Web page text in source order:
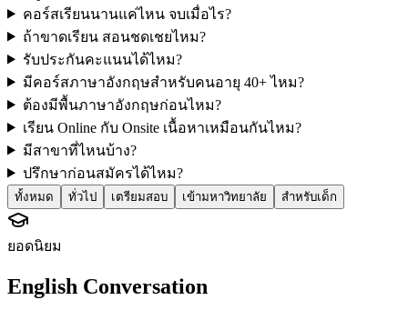
คอร์สเรียนนานแค่ไหน จบเมื่อไร?
ถ้าขาดเรียน สอนชดเชยไหม?
รับประกันคะแนนได้ไหม?
มีคอร์สภาษาอังกฤษสำหรับคนอายุ 40+ ไหม?
ต้องมีพื้นภาษาอังกฤษก่อนไหม?
เรียน Online กับ Onsite เนื้อหาเหมือนกันไหม?
มีสาขาที่ไหนบ้าง?
ปรึกษาก่อนสมัครได้ไหม?
ทั้งหมด ทั่วไป เตรียมสอบ เข้ามหาวิทยาลัย สำหรับเด็ก
ยอดนิยม
English Conversation